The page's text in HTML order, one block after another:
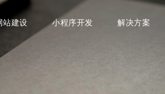
站建设 小程序开发 解决方案